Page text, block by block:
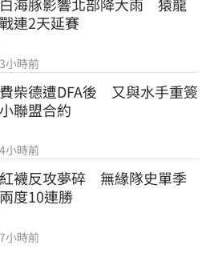
戰連2天延賽
3小時前
費柴德遭DFA後　又與水手重簽
小聯盟合約
4小時前
紅襪反攻夢碎　無緣隊史單季
兩度10連勝
7小時前